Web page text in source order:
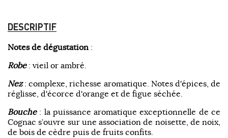
DESCRIPTIF
Notes de dégustation :
Robe: vieil or ambré.
Nez: complexe, richesse aromatique. Notes d'épices, de
réglisse, d'écorce d'orange et de figue séchée.
Bouche: la puissance aromatique exceptionnelle de ce
Cognac s’ouvre sur une association de noisette, de noix,
de bois de cèdre puis de fruits confits.